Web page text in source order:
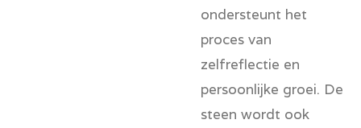
ondersteunt het
proces van
zelfreflectie en
persoonlijke groei. De
steen wordt ook